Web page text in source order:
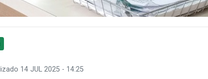
14 JUL 2025 - 14:25